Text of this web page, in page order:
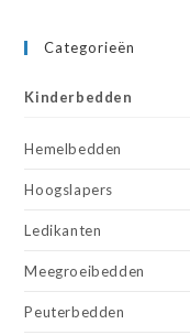
Categorieën
Kinderbedden
Hemelbedden
Hoogslapers
Ledikanten
Meegroeibedden
Peuterbedden